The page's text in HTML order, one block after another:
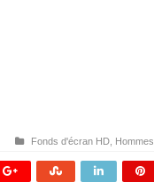
Fonds d'écran HD Hommes